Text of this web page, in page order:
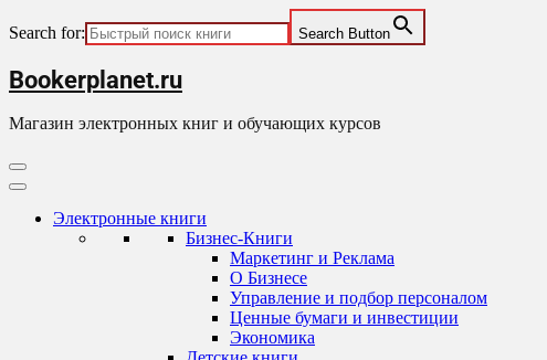
Search for: Search Button
Skip
to
content
Bookerplanet.ru
Магазин электронных книг и обучающих курсов
Primary
Menu
Электронные книги
Бизнес-Книги
Маркетинг и Реклама
О Бизнесе
Управление и подбор персоналом
Ценные бумаги и инвестиции
Экономика